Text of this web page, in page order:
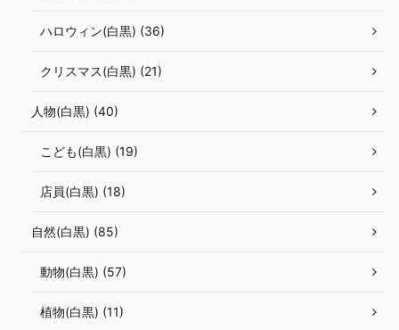
ハロウィン(白黒) (36)
クリスマス(白黒) (21)
人物(白黒) (40)
こども(白黒) (19)
店員(白黒) (18)
自然(白黒) (85)
動物(白黒) (57)
植物(白黒) (11)